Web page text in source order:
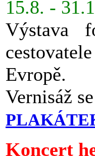
15.8. -
Výstava
Evropě.
Vernisáž
Koncert